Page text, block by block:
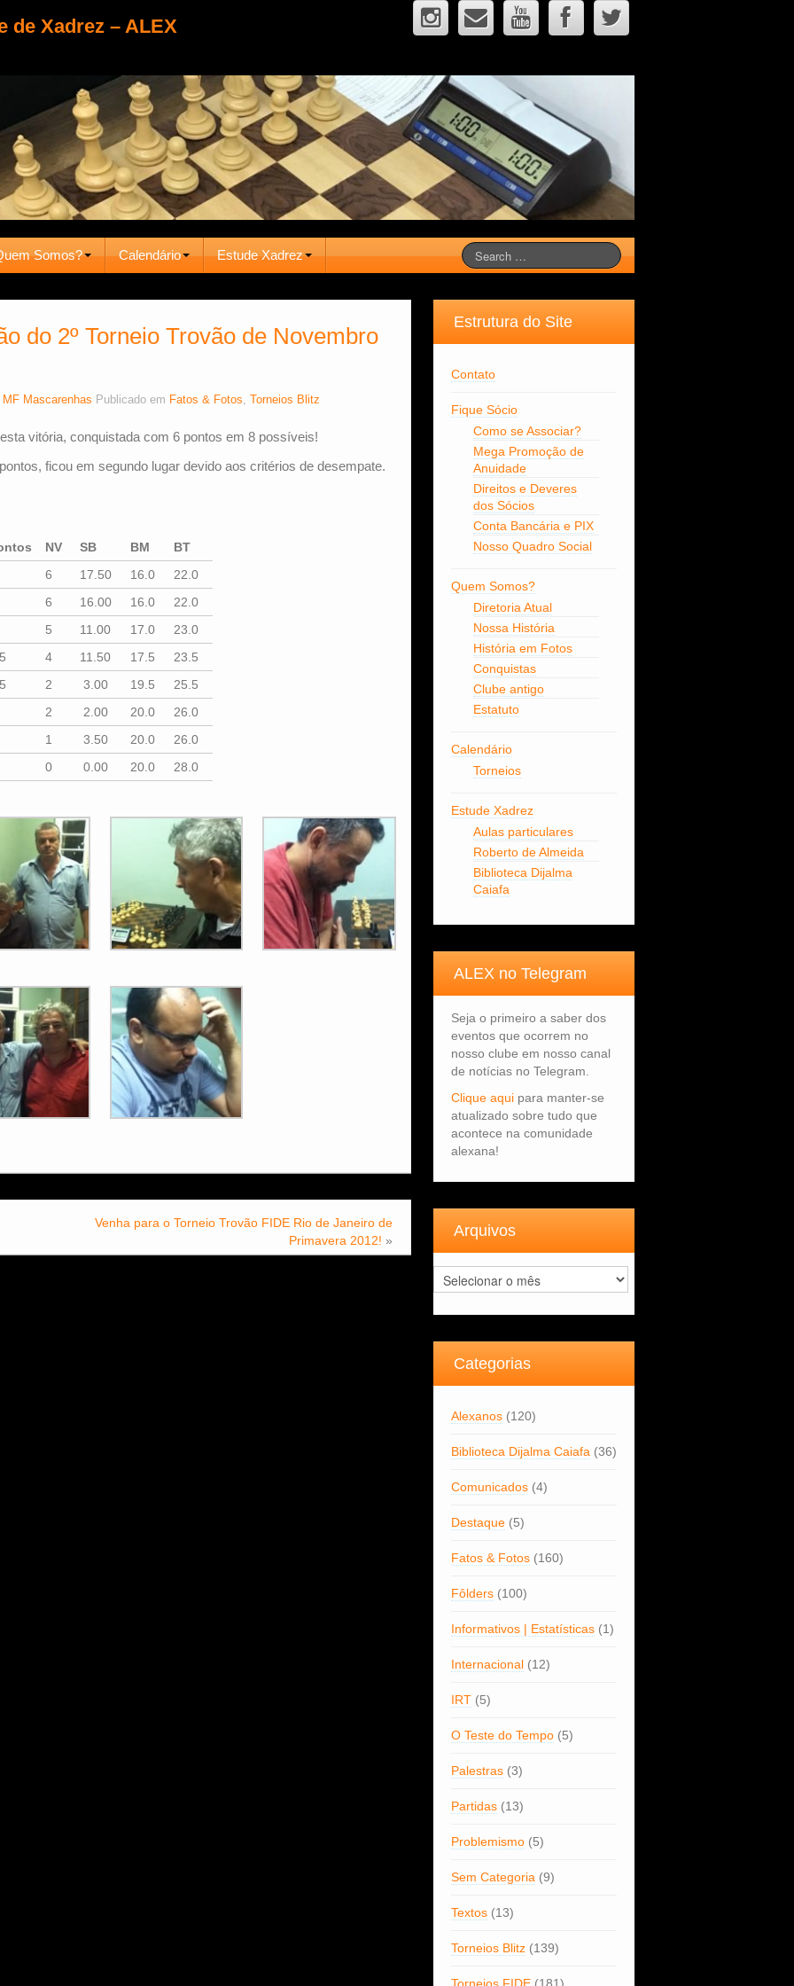
de Xadrez – ALEX
Somos? Calendário Estude Xadrez
do 2º Torneio Trovão de Novembro
MF Mascarenhas Publicado em Fatos & Fotos, Torneios Blitz
vitória, conquistada com 6 pontos em 8 possíveis!
ficou em segundo lugar devido aos critérios de desempate.
NV SB BM
BT
6 17.50 16.0
22.0
6 16.00 16.0
22.0
5 11.00 17.0
23.0
4 11.50 17.5
23.5
2 3.00 19.5
25.5
2 2.00 20.0
26.0
1 3.50 20.0
26.0
0 0.00 20.0 28.0
Venha para o Torneio Trovão FIDE Rio de Janeiro de
Primavera 2012! »
Estrutura do Site
Contato
Fique Sócio
Como se Associar?
Mega Promoção de
Anuidade
Direitos e Deveres
dos Sócios
Conta Bancária e PIX
Nosso Quadro Social
Quem Somos?
Diretoria Atual
Nossa História
História em Fotos
Conquistas
Clube antigo
Estatuto
Calendário
Torneios
Estude Xadrez
Aulas particulares
Roberto de Almeida
Biblioteca Dijalma
Caiafa
ALEX no Telegram
Seja o primeiro a saber dos
eventos que ocorrem no
nosso clube em nosso canal
de notícias no Telegram.
Clique aquipara manter-se
atualizado sobre tudo que
acontece na comunidade
alexana!
Arquivos
Arquivos
Categorias
Alexanos(120)
Biblioteca Dijalma Caiafa(36)
Comunicados(4)
Destaque(5)
Fatos & Fotos(160)
Fôlders(100)
Informativos | Estatísticas(1)
Internacional(12)
IRT(5)
O Teste do Tempo(5)
Palestras(3)
Partidas(13)
Problemismo(5)
Sem Categoria(9)
Textos(13)
Torneios Blitz(139)